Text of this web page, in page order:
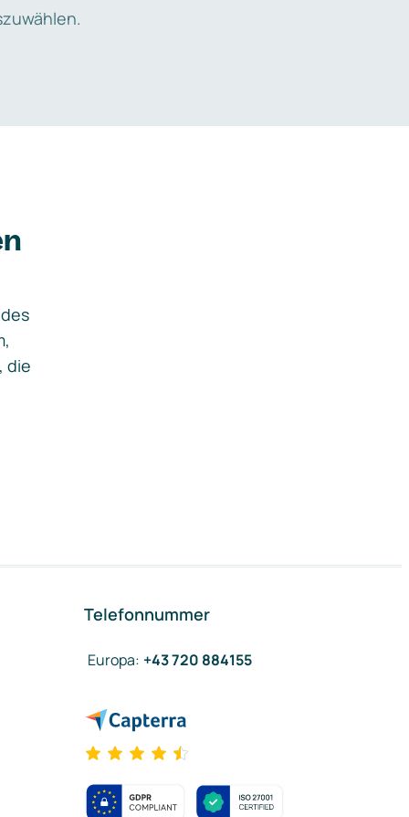
die
Telefonnummer
Europa: +43 720 884155